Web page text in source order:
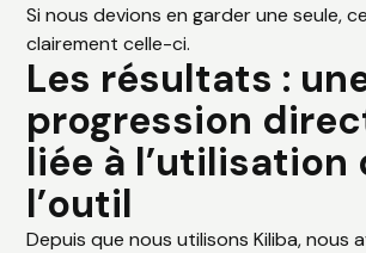
Si nous devions en garder une seule,
clairement celle-ci.
Les résultats :
progression
liée à l’utilisation
l’outil
Depuis que nous utilisons Kiliba, nous